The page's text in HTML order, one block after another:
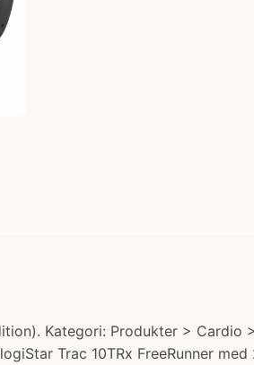
Kategori: Produkter >
Trac 10TRx FreeRunner